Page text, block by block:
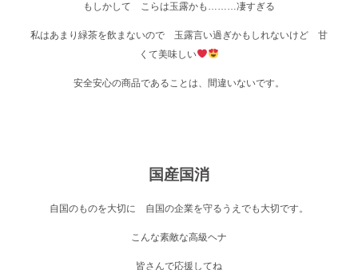
もしかして こらは玉露かも………凄すぎる
私はあまり緑茶を飲まないので 玉露言い過ぎかもしれないけど 甘
くて美味しい
安全安心の商品であることは、間違いないです。
国産国消
自国のものを大切に 自国の企業を守るうえでも大切です。
こんな素敵な高級ヘナ
皆さんで応援してね